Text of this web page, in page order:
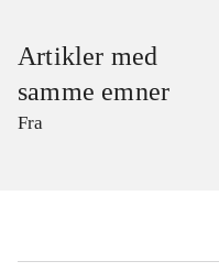
Artikler med
samme emner
Fra